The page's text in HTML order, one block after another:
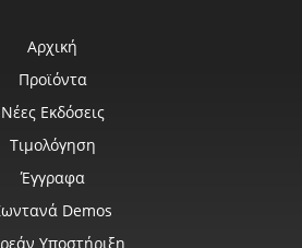
Αρχική
Προϊόντα
Νέες Εκδόσεις
Τιμολόγηση
Έγγραφα
Demos
Υποστήριξη